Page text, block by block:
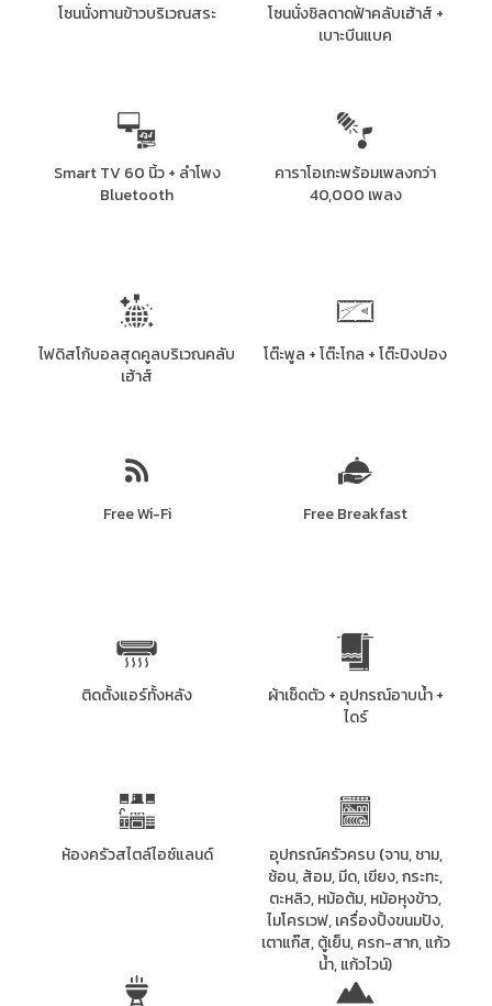
โซนนั่งทานข้าวบริเวณสระ
โซนนั่งชิลดาดฟ้าคลับเฮ้าส์ +
เบาะบีนแบค
Smart TV 60 นิ้ว + ลำโพง
Bluetooth
คาราโอเกะพร้อมเพลงกว่า
40,000 เพลง
ไฟดิสโก้บอลสุดคูลบริเวณคลับ
เฮ้าส์
โต๊ะพูล + โต๊ะโกล + โต๊ะปิงปอง
Free Wi-Fi Free Breakfast
ติดตั้งแอร์ทั้งหลัง
ผ้าเช็ดตัว + อุปกรณ์อาบน้ำ +
ไดร์
ห้องครัวสไตล์ไอซ์แลนด์ อุปกรณ์ครัวครบ (จาน, ชาม,
ช้อน, ส้อม, มีด, เขียง, กระทะ,
ตะหลิว, หม้อต้ม, หม้อหุงข้าว,
ไมโครเวฟ, เครื่องปิ้งขนมปัง,
เตาแก๊ส, ตู้เย็น, ครก-สาก, แก้ว
น้ำ, แก้วไวน์)